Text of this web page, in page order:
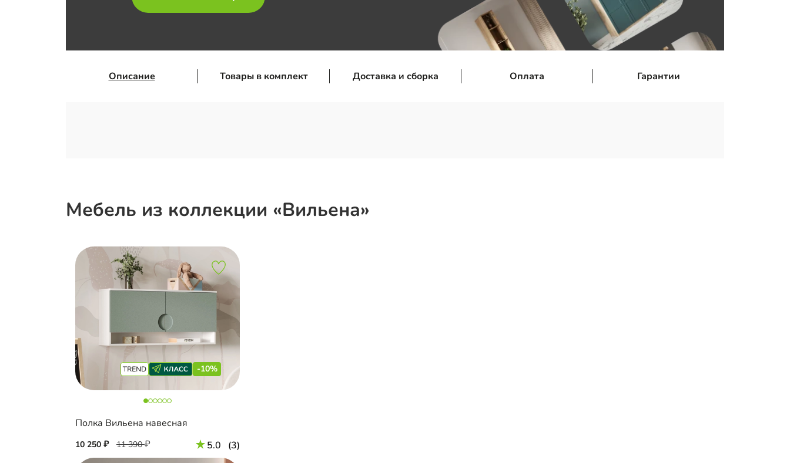
Описание Товары в комплект Доставка и сборка Оплата Гарантии
Мебель из коллекции «Вильена»
-10%
Полка Вильена навесная
10 250 11 390 5.0 (3)